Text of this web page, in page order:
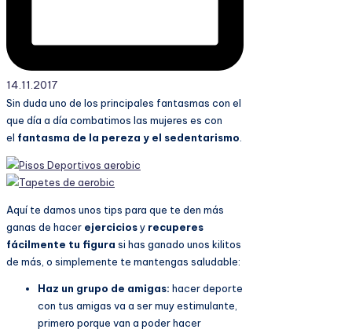
14.11.2017
Sin duda uno de los principales fantasmas con el
que día a día combatimos las mujeres es con
el fantasma de la pereza y el sedentarismo
Aquí te damos unos tips para que te den más
ganas de hacer ejerciciosy recuperes
fácilmente tu figura si has ganado unos kilitos
de más, o simplemente te mantengas saludable:
Haz un grupo de amigas: hacer deporte
con tus amigas va a ser muy estimulante,
primero porque van a poder hacer